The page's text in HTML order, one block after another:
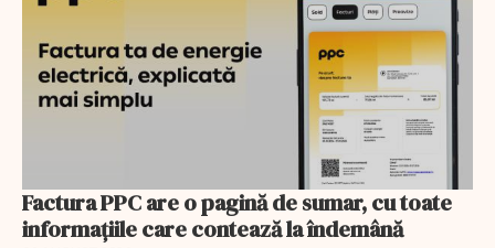
Factura PPC are o pagină de sumar, cu toate
informațiile care contează la îndemână